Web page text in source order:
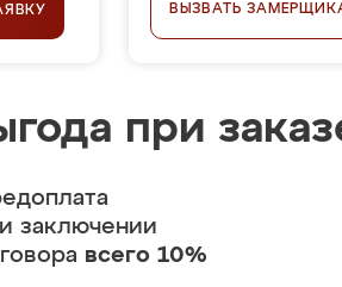
ВЫЗВАТЬ
при
заключении
всего 10%